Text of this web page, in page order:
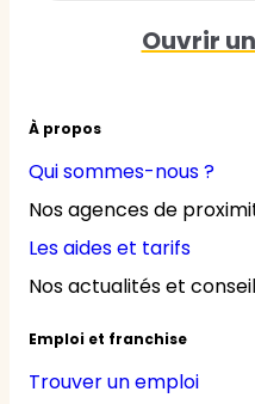
À propos
Qui sommes-nous ?
Nos agences de
Les aides et tarifs
Nos actualités et
Emploi et franchise
Trouver un emploi
Ouvrir